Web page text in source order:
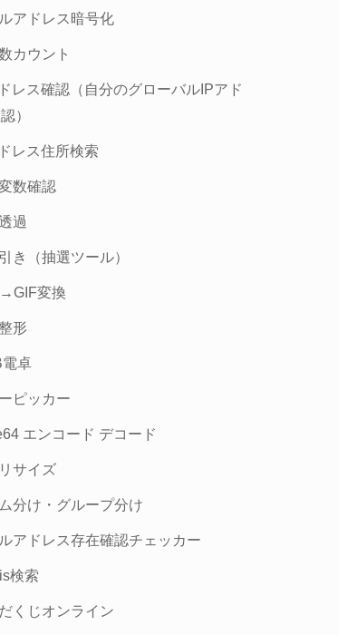
アドレス暗号化
カウント
レス確認（自分のグローバルIPアド
）
レス住所検索
数確認
過
き（抽選ツール）
変換
形
卓
ピッカー
エンコード デコード
サイズ
分け・グループ分け
アドレス存在確認チェッカー
検索
くじオンライン